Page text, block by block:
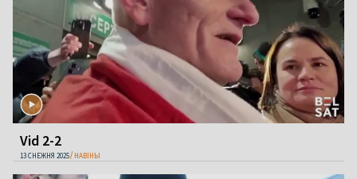
Vid 2-2
13 СНЕЖНЯ 2025 НАВІНЫ